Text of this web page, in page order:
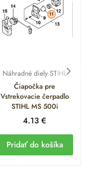
Náhradné diely STIHL
Čiapočka pre
Vstrekovacie čerpadlo
STIHL MS 500i
4.13€
Pridať do košíka